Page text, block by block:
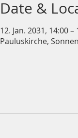
Date &
12. Jan. 2031, 14:00 –
Pauluskirche,